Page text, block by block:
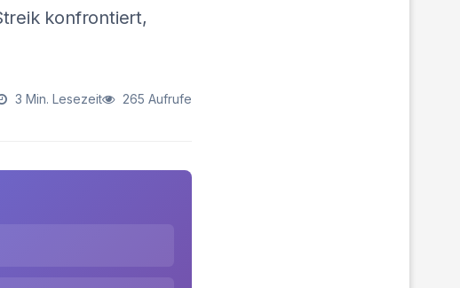
konfrontiert,
3 Min. Lesezeit 265 Aufrufe